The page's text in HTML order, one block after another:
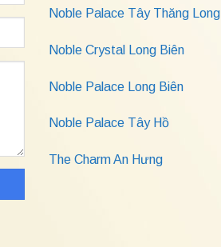
Noble Palace Tây Thăng Long
Noble Crystal Long Biên
Noble Palace Long Biên
Noble Palace Tây Hồ
The Charm An Hưng